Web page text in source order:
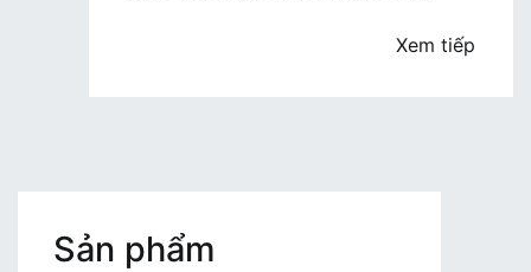
Xem tiếp
Sản phẩm